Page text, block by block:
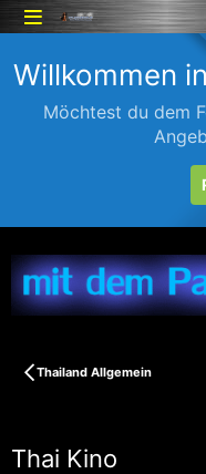
Willkommen
Möchtest du dem
Thailand Allgemein
Thai Kino